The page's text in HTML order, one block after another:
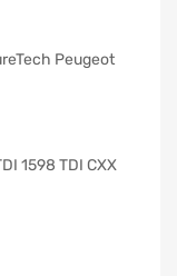
Peugeot
1598 TDI CXX